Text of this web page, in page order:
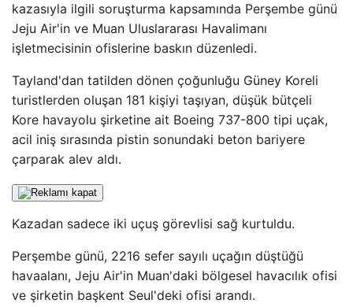
kazasıyla ilgili soruşturma kapsamında Perşembe günü
Jeju Air'in ve Muan Uluslararası Havalimanı
işletmecisinin ofislerine baskın düzenledi.
Tayland'dan tatilden dönen çoğunluğu Güney Koreli
turistlerden oluşan 181 kişiyi taşıyan, düşük bütçeli
Kore havayolu şirketine ait Boeing 737-800 tipi uçak,
acil iniş sırasında pistin sonundaki beton bariyere
çarparak alev aldı.
Kazadan sadece iki uçuş görevlisi sağ kurtuldu.
Perşembe günü, 2216 sefer sayılı uçağın düştüğü
havaalanı, Jeju Air'in Muan'daki bölgesel havacılık ofisi
ve şirketin başkent Seul'deki ofisi arandı.